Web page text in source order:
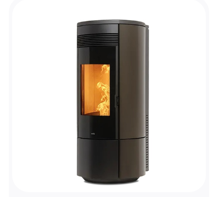
Il dispose d’un brasier autonettoyant, d’un
motoréducteur brushless et d’une
ventilation frontale entièrement
désactivable. Étanche, il est proposé en
plusieurs coloris : blanc, noir, bordeaux et
Il fait partie de la gamme de poêles à
granulés Nobis Fire et convient pour chauffer
jusqu’à 290 m³. Disponibilité de variantes
selon les finitions.